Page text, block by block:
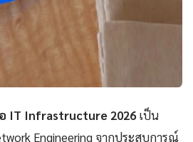
IT Infrastructure 2026 เป็น
Engineering จากประสบการณ์